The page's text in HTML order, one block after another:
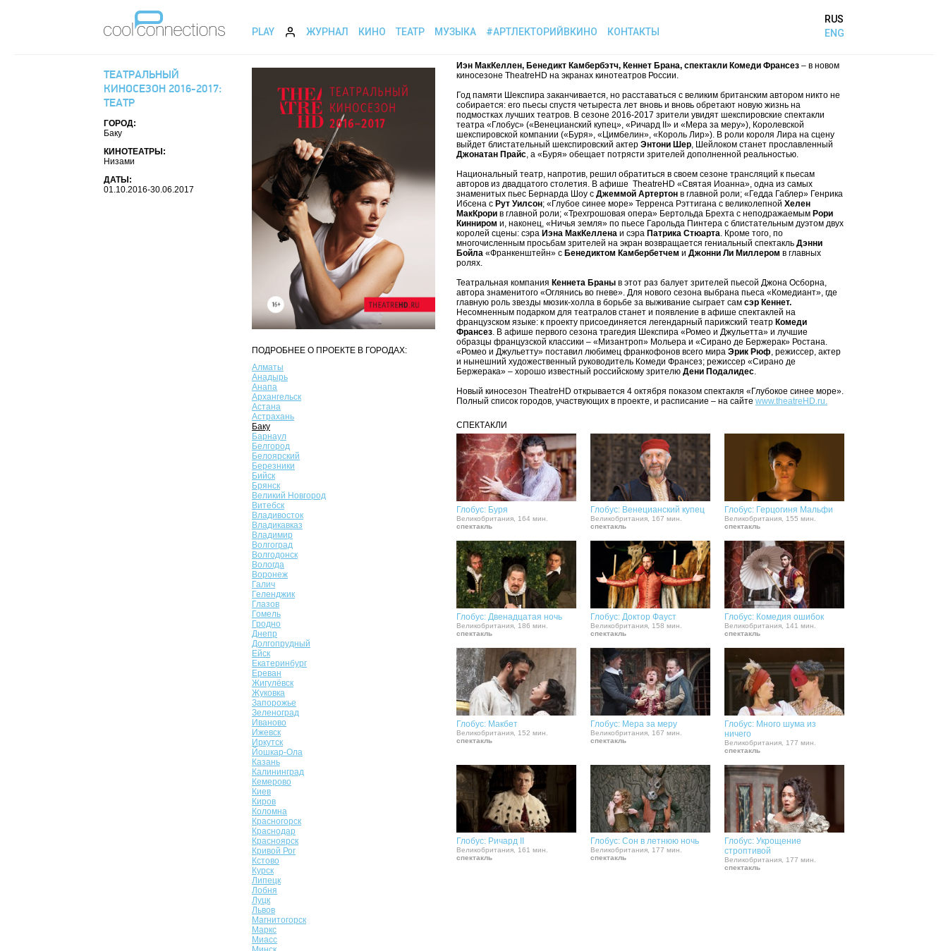
PLAY ЖУРНАЛ КИНО ТЕАТР МУЗЫКА #АРТЛЕКТОРИЙВКИНО КОНТАКТЫ
RUS
ENG
ТЕАТРАЛЬНЫЙ
КИНОСЕЗОН 2016-2017:
ТЕАТР
ГОРОД:
Баку
КИНОТЕАТРЫ:
Низами
ДАТЫ:
01.10.2016-30.06.2017
ПОДРОБНЕЕ О ПРОЕКТЕ В ГОРОДАХ:
Алматы
Анадырь
Анапа
Архангельск
Астана
Астрахань
Баку
Барнаул
Белгород
Белоярский
Березники
Бийск
Брянск
Великий Новгород
Витебск
Владивосток
Владикавказ
Владимир
Волгоград
Волгодонск
Вологда
Воронеж
Галич
Геленджик
Глазов
Гомель
Гродно
Днепр
Долгопрудный
Ейск
Екатеринбург
Ереван
Жигулёвск
Жуковка
Запорожье
Зеленоград
Иваново
Ижевск
Иркутск
Йошкар-Ола
Казань
Калининград
Кемерово
Киев
Киров
Коломна
Красногорск
Краснодар
Красноярск
Кривой Рог
Кстово
Курск
Липецк
Лобня
Луцк
Львов
Магнитогорск
Маркс
Миасс
Иэн МакКеллен, Бенедикт Камбербэтч, Кеннет Брана, спектакли Комеди Франсез – в новом
киносезоне TheatreHD на экранах кинотеатров России.
Год памяти Шекспира заканчивается, но расставаться с великим британским автором никто не
собирается: его пьесы спустя четыреста лет вновь и вновь обретают новую жизнь на
подмостках лучших театров. В сезоне 2016-2017 зрители увидят шекспировские спектакли
театра «Глобус» («Венецианский купец», «Ричард II» и «Мера за меру»), Королевской
шекспировской компании («Буря», «Цимбелин», «Король Лир»). В роли короля Лира на сцену
выйдет блистательный шекспировский актер Энтони Шер, Шейлоком станет прославленный
Джонатан Прайс, а «Буря» обещает потрясти зрителей дополненной реальностью.
Национальный театр, напротив, решил обратиться в своем сезоне трансляций к пьесам
авторов из двадцатого столетия. В афише TheatreHD «Святая Иоанна», одна из самых
знаменитых пьес Бернарда Шоу с Джеммой Артертон в главной роли; «Гедда Габлер» Генрика
Ибсена с Рут Уилсон; «Глубое синее море» Терренса Рэттигана с великолепной Хелен
МакКрори в главной роли; «Трехгрошовая опера» Бертольда Брехта с неподражаемым Рори
Кинниром и, наконец, «Ничья земля» по пьесе Гарольда Пинтера с блистательным дуэтом двух
королей сцены: сэра Иэна МакКеллена и сэра Патрика Стюарта. Кроме того, по
многочисленным просьбам зрителей на экран возвращается гениальный спектакль Дэнни
Бойла «Франкенштейн» с Бенедиктом Камбербетчем и Джонни Ли Миллером в главных
ролях.
Театральная компания Кеннета Браны в этот раз балует зрителей пьесой Джона Осборна,
автора знаменитого «Оглянись во гневе». Для нового сезона выбрана пьеса «Комедиант», где
главную роль звезды мюзик-холла в борьбе за выживание сыграет сам сэр Кеннет.
Несомненным подарком для театралов станет и появление в афише спектаклей на
французском языке: к проекту присоединяется легендарный парижский театр Комеди
Франсез. В афише первого сезона трагедия Шекспира «Ромео и Джульетта» и лучшие
образцы французской классики – «Мизантроп» Мольера и «Сирано де Бержерак» Ростана.
«Ромео и Джульетту» поставил любимец франкофонов всего мира Эрик Рюф, режиссер, актер
и нынешний художественный руководитель Комеди Франсез; режиссер «Сирано де
Бержерака» – хорошо известный российскому зрителю Дени Подалидес.
Новый киносезон TheatreHD открывается 4 октября показом спектакля «Глубокое синее море».
Полный список городов, участвующих в проекте, и расписание – на сайте www.theatreHD.ru.
СПЕКТАКЛИ
Глобус: Буря
Великобритания, 164 мин.
спектакль
Глобус: Венецианский купец
Великобритания, 167 мин.
спектакль
Глобус: Герцогиня Мальфи
Великобритания, 155 мин.
спектакль
Глобус: Двенадцатая ночь
Великобритания, 186 мин.
спектакль
Глобус: Доктор Фауст
Великобритания, 158 мин.
спектакль
Глобус: Комедия ошибок
Великобритания, 141 мин.
спектакль
Глобус: Макбет
Великобритания, 152 мин.
спектакль
Глобус: Мера за меру
Великобритания, 167 мин.
спектакль
Глобус: Много шума из
ничего
Великобритания, 177 мин.
спектакль
Глобус: Ричард II
Великобритания, 161 мин.
спектакль
Глобус: Сон в летнюю ночь
Великобритания, 177 мин.
спектакль
Глобус: Укрощение
строптивой
Великобритания, 177 мин.
спектакль